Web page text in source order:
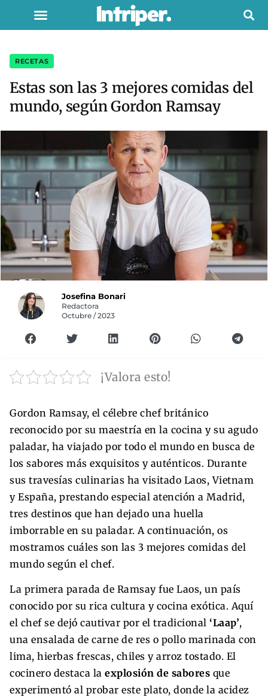
RECETAS
Estas son las 3 mejores comidas del
mundo, según Gordon Ramsay
Josefina Bonari
Redactora
Octubre / 2023
¡Valora esto!
Gordon Ramsay, el célebre chef británico
reconocido por su maestría en la cocina y su agudo
paladar, ha viajado por todo el mundo en busca de
los sabores más exquisitos y auténticos. Durante
sus travesías culinarias ha visitado Laos, Vietnam
y España, prestando especial atención a Madrid,
tres destinos que han dejado una huella
imborrable en su paladar. A continuación, os
mostramos cuáles son las 3 mejores comidas del
mundo según el chef.
La primera parada de Ramsay fue Laos, un país
conocido por su rica cultura y cocina exótica. Aquí
el chef se dejó cautivar por el tradicional ‘Laap’,
una ensalada de carne de res o pollo marinada con
lima, hierbas frescas, chiles y arroz tostado. El
cocinero destaca la explosión de sabores que
experimentó al probar este plato, donde la acidez